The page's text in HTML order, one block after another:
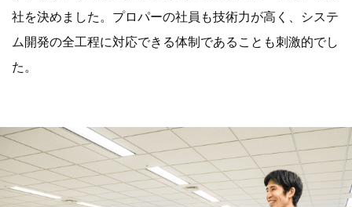
社を決めました。プロパーの社員も技術力が高く、システ
ム開発の全工程に対応できる体制であることも刺激的でし
た。